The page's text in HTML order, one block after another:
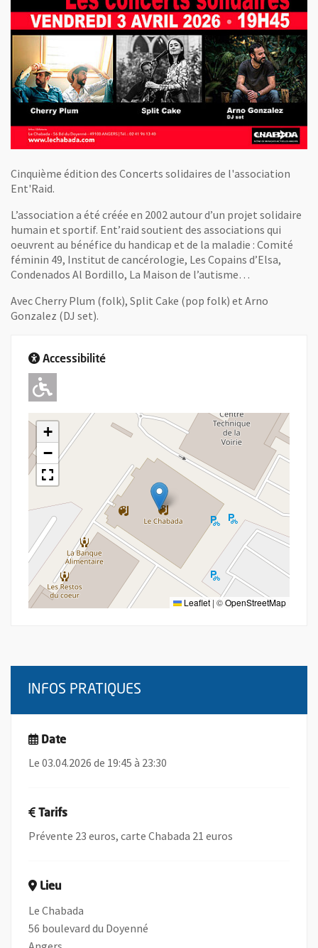
Cinquième édition des Concerts solidaires de l'association
Ent'Raid.
L’association a été créée en 2002 autour d’un projet solidaire
humain et sportif. Ent’raid soutient des associations qui
oeuvrent au bénéfice du handicap et de la maladie : Comité
féminin 49, Institut de cancérologie, Les Copains d’Elsa,
Condenados Al Bordillo, La Maison de l’autisme…
Avec Cherry Plum (folk), Split Cake (pop folk) et Arno
Gonzalez (DJ set).
Accessibilité
Adapté pour l'handicap Moteur
+
−
Leaflet | ©OpenStreetMap
INFOS PRATIQUES
Date
Le 03.04.2026 de 19:45 à 23:30
Tarifs
Prévente 23 euros, carte Chabada 21 euros
Lieu
Le Chabada
56 boulevard du Doyenné